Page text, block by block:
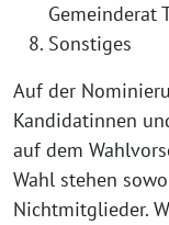
Gemeinderat
Sonstiges
Auf der
Kandidatinnen
auf dem
Wahl ste­hen
Nichtmitglieder.